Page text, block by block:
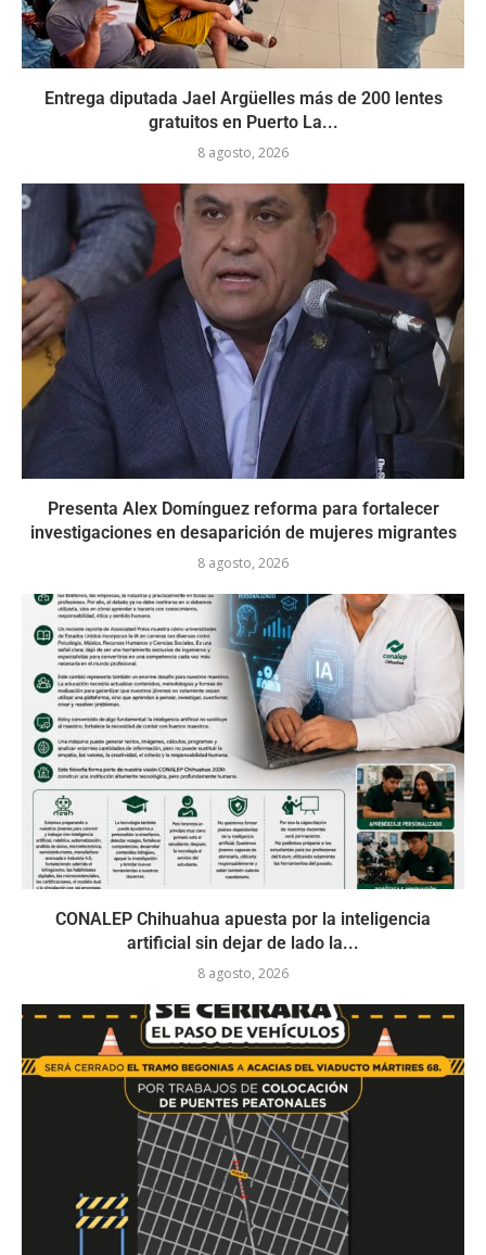
Entrega diputada Jael Argüelles más de 200 lentes
gratuitos en Puerto La...
8 agosto, 2026
Presenta Alex Domínguez reforma para fortalecer
investigaciones en desaparición de mujeres migrantes
8 agosto, 2026
CONALEP Chihuahua apuesta por la inteligencia
artificial sin dejar de lado la...
8 agosto, 2026